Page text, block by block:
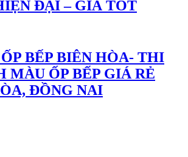
ĐẠI – GIÁ TỐT
BẾP BIÊN HÒA- THI
MÀU ỐP BẾP GIÁ RẺ
ĐỒNG NAI